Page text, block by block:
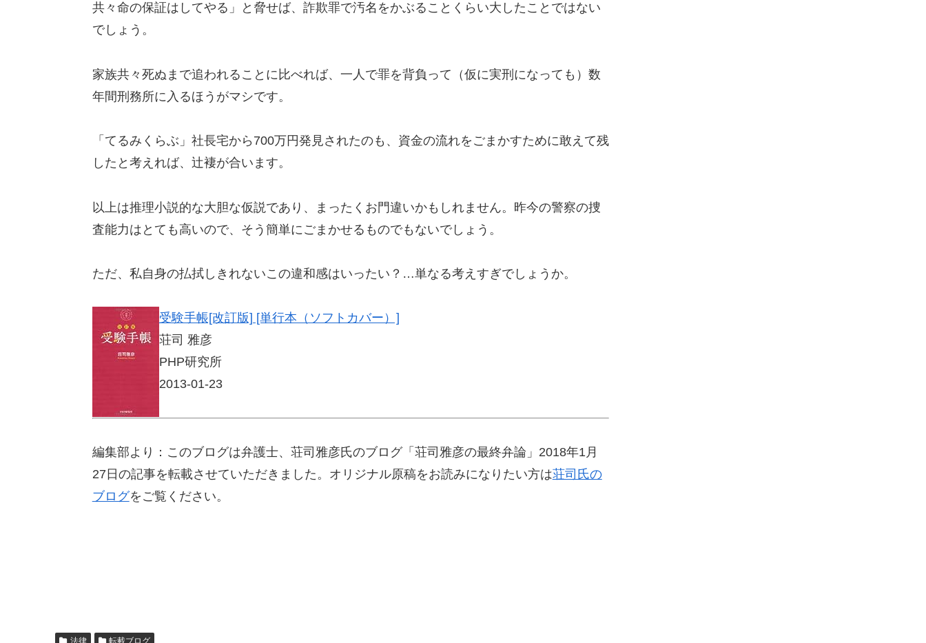
共々命の保証はしてやる」と脅せば、詐欺罪で汚名をかぶることくらい大したことではない
でしょう。
家族共々死ぬまで追われることに比べれば、一人で罪を背負って（仮に実刑になっても）数
年間刑務所に入るほうがマシです。
「てるみくらぶ」社長宅から700万円発見されたのも、資金の流れをごまかすために敢えて残
したと考えれば、辻褄が合います。
以上は推理小説的な大胆な仮説であり、まったくお門違いかもしれません。昨今の警察の捜
査能力はとても高いので、そう簡単にごまかせるものでもないでしょう。
ただ、私自身の払拭しきれないこの違和感はいったい？…単なる考えすぎでしょうか。
受験手帳[改訂版] [単行本（ソフトカバー）]
荘司 雅彦
PHP研究所
2013-01-23
編集部より：このブログは弁護士、荘司雅彦氏のブログ「荘司雅彦の最終弁論」2018年1月
27日の記事を転載させていただきました。オリジナル原稿をお読みになりたい方は荘司氏の
ブログをご覧ください。